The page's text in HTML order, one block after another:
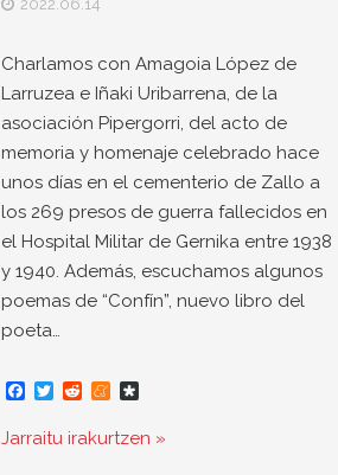
2022.06.14
Charlamos con Amagoia López de
Larruzea e Iñaki Uribarrena, de la
asociación Pipergorri, del acto de
memoria y homenaje celebrado hace
unos días en el cementerio de Zallo a
los 269 presos de guerra fallecidos en
el Hospital Militar de Gernika entre 1938
y 1940. Además, escuchamos algunos
poemas de “Confín”, nuevo libro del
poeta…
F
e
T
t
R
d
d
M
n
e
s
Jarraitu irakurtzen »